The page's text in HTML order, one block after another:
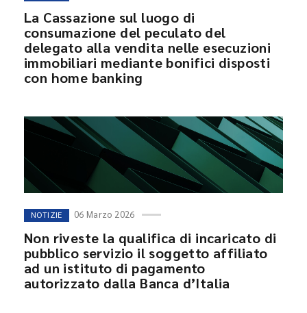
La Cassazione sul luogo di
consumazione del peculato del
delegato alla vendita nelle esecuzioni
immobiliari mediante bonifici disposti
con home banking
NOTIZIE 06 Marzo 2026
Non riveste la qualifica di incaricato di
pubblico servizio il soggetto affiliato
ad un istituto di pagamento
autorizzato dalla Banca d’Italia